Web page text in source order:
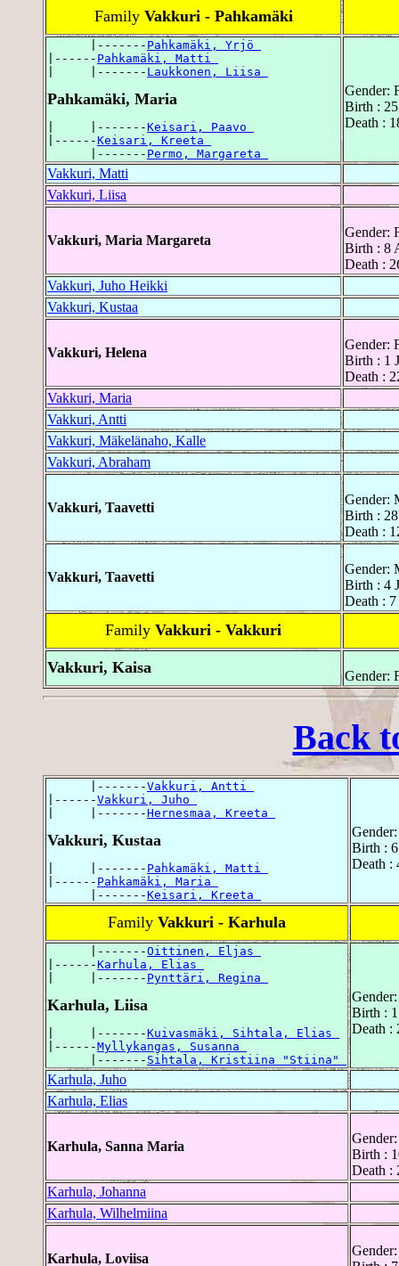
Family Vakkuri - Pahkamäki
      |-------
Pahkamäki, Yrjö
|------ Pahkamäki, Matti
|     |------- Laukkonen, Liisa
Pahkamäki, Maria
|     |-------Keisari, Paavo
|------Keisari, Kreeta
      |-------
Permo, Margareta
Gender:
Birth :
Death :
Vakkuri, Matti
Vakkuri, Liisa
Vakkuri, Maria Margareta
Gender:
Birth : 8
Death :
Vakkuri, Juho Heikki
Vakkuri, Kustaa
Vakkuri, Helena
Gender:
Birth : 1
Death :
Vakkuri, Maria
Vakkuri, Antti
Vakkuri, Mäkelänaho, Kalle
Vakkuri, Abraham
Vakkuri, Taavetti
Gender:
Birth :
Death :
Vakkuri, Taavetti
Gender:
Birth : 4
Death :
Family Vakkuri - Vakkuri
Vakkuri, Kaisa Gender:
Back
      |-------
Vakkuri, Antti
|------Vakkuri, Juho
|     |-------Hernesmaa, Kreeta
Vakkuri, Kustaa
|     |------- Pahkamäki, Matti
|------ Pahkamäki, Maria
      |-------
Keisari, Kreeta
Birth :
Death :
Family Vakkuri - Karhula
      |-------
Oittinen, Eljas
|------Karhula, Elias
|     |------- Pynttäri, Regina
Karhula, Liisa
|     |-------Kuivasmäki, Sihtala, Elias
|------Myllykangas, Susanna
      |-------
Sihtala, Kristiina "Stiina"
Birth :
Death :
Karhula, Juho
Karhula, Elias
Karhula, Sanna Maria
Birth :
Death :
Karhula, Johanna
Karhula, Wilhelmiina
Karhula, Loviisa